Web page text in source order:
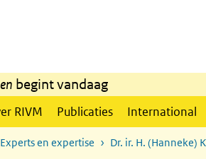
begint vandaag
RIVM Publicaties International
Experts en expertise Dr. ir. H. (Hanneke)